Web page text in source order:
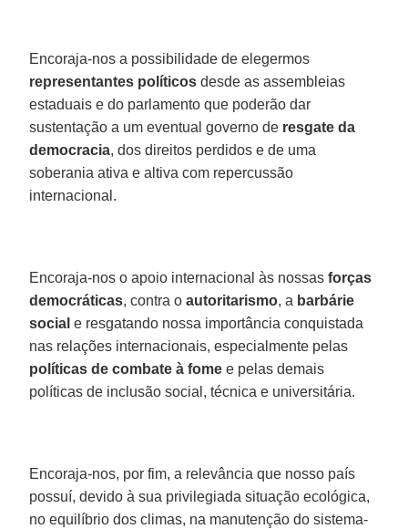
Encoraja-nos a possibilidade de elegermos
representantes políticos desde as assembleias
estaduais e do parlamento que poderão dar
sustentação a um eventual governo de resgate da
democracia, dos direitos perdidos e de uma
soberania ativa e altiva com repercussão
internacional.
Encoraja-nos o apoio internacional às nossasforças
democráticas, contra oautoritarismo, a barbárie
social e resgatando nossa importância conquistada
nas relações internacionais, especialmente pelas
políticas de combate à fome e pelas demais
políticas de inclusão social, técnica e universitária.
Encoraja-nos, por fim, a relevância que nosso país
possuí, devido à sua privilegiada situação ecológica,
no equilíbrio dos climas, na manutenção do sistema-